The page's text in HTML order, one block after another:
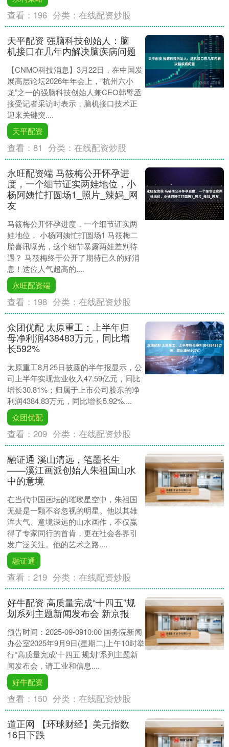
查看： 196 分类：在线配资炒股
天平配资 强脑科技创始人：脑
机接口在几年内解决脑疾病问题
【CNMO科技消息】3月22日，在中国发
展高层论坛2026年年会上，“杭州六小
龙”之一的强脑科技创始人兼CEO韩璧丞
接受记者采访时表示，脑机接口技术正
迎来关键突....
天平配资
查看：81 分类：在线配资炒股
永旺配资端 马筱梅公开怀孕进
度，一个细节证实两娃地位，小
杨阿姨忙打圆场1_照片_辣妈_网
友
马筱梅公开怀孕进度，一个细节证实两
娃地位， 小杨阿姨忙打圆场1 马筱梅二
胎喜讯曝光，这个细节暴露两娃差别待
遇？ 马筱梅终于公开了期待已久的好消
息！这位人气超高的....
永旺配资端
查看： 198 分类：在线配资炒股
众团优配 太原重工：上半年归
母净利润438483万元，同比增
长592%
太原重工8月25日披露的半年报显示，公
司上半年实现营业收入47.59亿元，同比
增长30.81%；归属于上市公司股东的净
利润4384.83万元，同比增长5.92%....
众团优配
查看：209 分类：在线配资炒股
融证通 溪山清远，笔墨长生
——溪江画派创始人朱祖国山水
中的意境
在当代中国画坛的璀璨星空中，朱祖国
无疑是一颗不容忽视的明星。他以其雄
浑大气、意境深远的山水画作，不仅赢
得了专家同行的首肯，更在社会各界引
发广泛关注。他的艺术之路....
融证通
查看：219 分类：在线配资炒股
好牛配资 高质量完成“十四五”规
划系列主题新闻发布会 新京报
预告时间：2025-09-0910:00 国务院新闻
办公室2025年9月9日(星期二)上午10时举
行“高质量完成‘十四五’规划”系列主题新
闻发布会，请工业和信息....
好牛配资
查看： 150 分类：在线配资炒股
道正网 【环球财经】美元指数
16日下跌